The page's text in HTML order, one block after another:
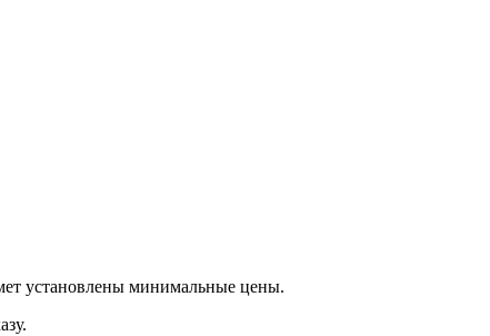
установлены минимальные цены.